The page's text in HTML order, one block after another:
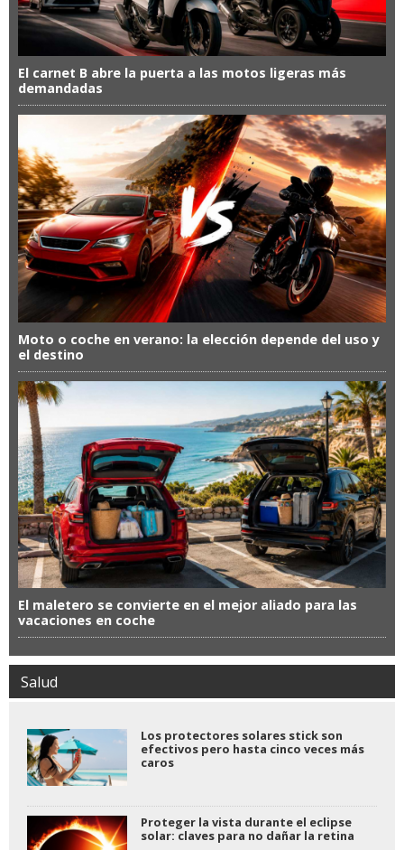
El carnet B abre la puerta a las motos ligeras más
demandadas
Moto o coche en verano: la elección depende del uso y
el destino
El maletero se convierte en el mejor aliado para las
vacaciones en coche
Salud
Los protectores solares stick son
efectivos pero hasta cinco veces más
caros
Proteger la vista durante el eclipse
solar: claves para no dañar la retina